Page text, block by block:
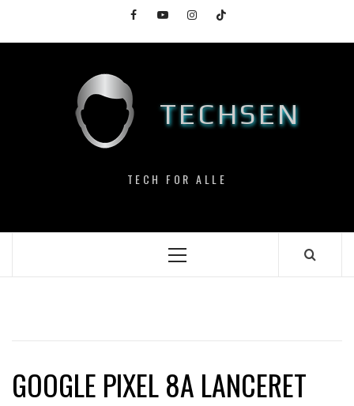
content
FacebookYouTubeInstagramTikTok
TECHSEN
TECH FOR ALLE
Primary
GOOGLE PIXEL 8A LANCERET